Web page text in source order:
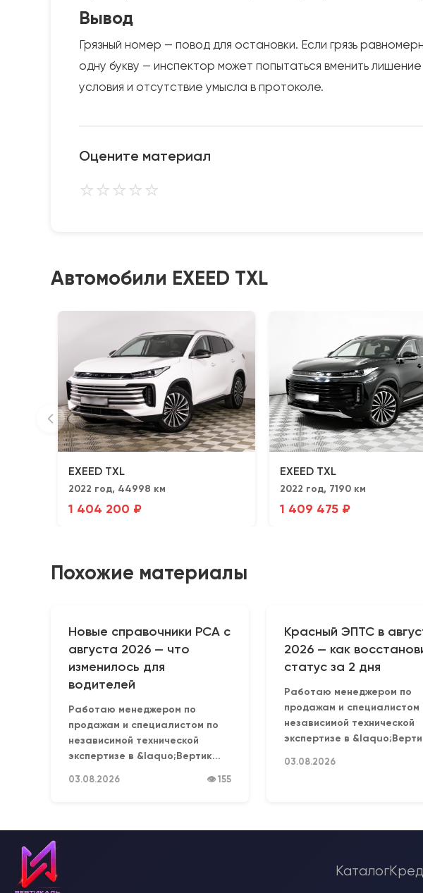
Вывод
Грязный номер — повод для остановки. Если грязь
одну букву — инспектор может попытаться вменить
условия и отсутствие умысла в протоколе.
Оцените материал
⭐⭐⭐⭐⭐
Автомобили EXEED TXL
EXEED TXL
2022 год, 44998 км
1 404 200 ₽
EXEED TXL
2022 год, 7190 км
1 409 475 ₽
Похожие материалы
Новые справочники РСА с
августа 2026 — что
изменилось для
водителей
Работаю менеджером по
продажам и специалистом по
независимой технической
экспертизе в &laquo;Вертик...
03.08.2026 👁 155
Красный ЭПТС в
2026 — как
статус за 2 дня
Работаю менеджером по
продажам и специалистом
независимой технической
экспертизе в
03.08.2026
Каталог